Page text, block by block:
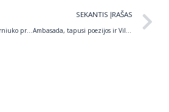
Akimirkos iš Šikšnosparniuko premijos įteikimo Aisčiui Žekevičiui
SEKANTIS ĮRAŠAS